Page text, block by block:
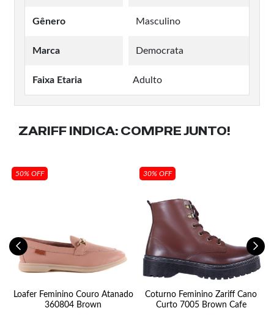
Gênero Masculino
Marca Democrata
Faixa Etaria Adulto
ZARIFF INDICA: COMPRE JUNTO!
50% OFF
Loafer Feminino Couro Atanado
360804 Brown
30% OFF
Coturno Feminino Zariff Cano
Curto 7005 Brown Cafe